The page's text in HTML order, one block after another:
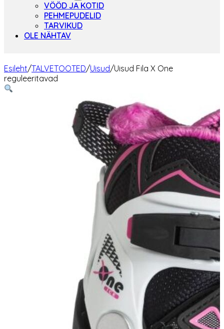
VÖÖD JA KOTID
PEHMEPUDELID
TARVIKUD
OLE NÄHTAV
Esileht/TALVETOOTED/Uisud/Uisud Fila X One
reguleeritavad